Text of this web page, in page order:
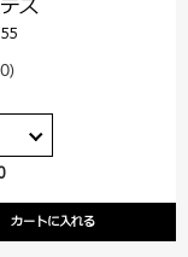
カートに入れる
ス